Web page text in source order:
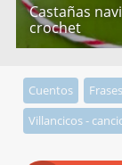
Castañas
crochet
Cuentos
Villancicos -